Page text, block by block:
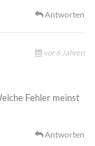
Antworten
vor 6 Jahren
Fehler meinst
Antworten